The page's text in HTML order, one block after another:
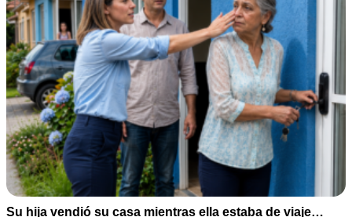
Su hija vendió su casa mientras ella estaba de viaje…